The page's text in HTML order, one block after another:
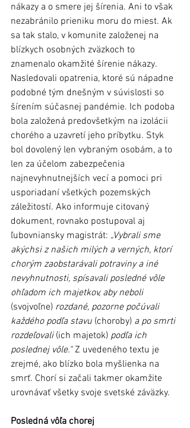
nákazy a o smere jej šírenia. Ani to však
nezabránilo prieniku moru do miest. Ak
sa tak stalo, v komunite založenej na
blízkych osobných zväzkoch to
znamenalo okamžité šírenie nákazy.
Nasledovali opatrenia, ktoré sú nápadne
podobné tým dnešným v súvislosti so
šírením súčasnej pandémie. Ich podoba
bola založená predovšetkým na izolácii
chorého a uzavretí jeho príbytku. Styk
bol dovolený len vybraným osobám, a to
len za účelom zabezpečenia
najnevyhnutnejších vecí a pomoci pri
usporiadaní všetkých pozemských
záležitostí. Ako informuje citovaný
dokument, rovnako postupoval aj
ľubovniansky magistrát: „Vybrali sme
akýchsi z našich milých a verných, ktorí
chorým zaobstarávali potraviny a iné
nevyhnutnosti, spísavali posledné vôle
ohľadom ich majetkov, aby neboli
(svojvoľne) rozdané, pozorne počúvali
každého podľa stavu (choroby) a po smrti
rozdeľovali (ich majetok) podľa ich
poslednej vôle.“ Z uvedeného textu je
zrejmé, ako blízko bola myšlienka na
smrť. Chorí si začali takmer okamžite
urovnávať všetky svoje svetské záväzky.
Posledná vôľa chorej